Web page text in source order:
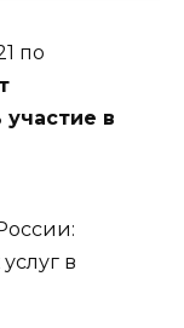
по
в
в